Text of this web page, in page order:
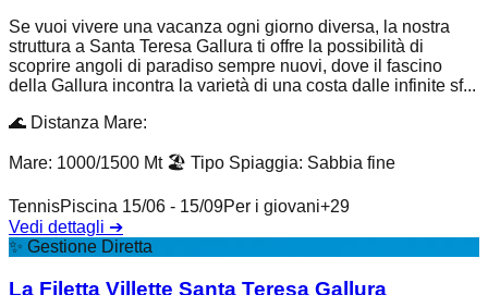
Se vuoi vivere una vacanza ogni giorno diversa, la nostra
struttura a Santa Teresa Gallura ti offre la possibilità di
scoprire angoli di paradiso sempre nuovi, dove il fascino
della Gallura incontra la varietà di una costa dalle infinite sf...
🌊 Distanza Mare:
Mare: 1000/1500 Mt 🏖️ Tipo Spiaggia: Sabbia fine
TennisPiscina 15/06 - 15/09Per i giovani+29
Vedi dettagli ➔
✨ Gestione Diretta
La Filetta Villette Santa Teresa Gallura